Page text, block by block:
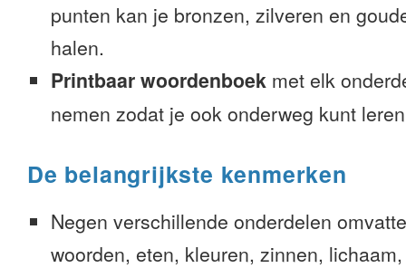
punten kan je bronzen, zilveren en
halen.
Printbaar woordenboek met elk
nemen zodat je ook onderweg kunt
De belangrijkste kenmerken
Negen verschillende onderdelen
woorden, eten, kleuren, zinnen,